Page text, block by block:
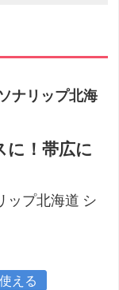
ナリップ北海
に！帯広に
ップ北海道 シ
える